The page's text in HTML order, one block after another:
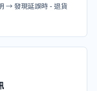
→ 發現延誤時 - 退貨